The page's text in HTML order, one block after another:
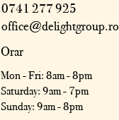
0741 277 925
office@delightgroup.ro
Orar
Mon - Fri: 8am - 8pm
​​Saturday: 9am - 7pm
​Sunday: 9am - 8pm